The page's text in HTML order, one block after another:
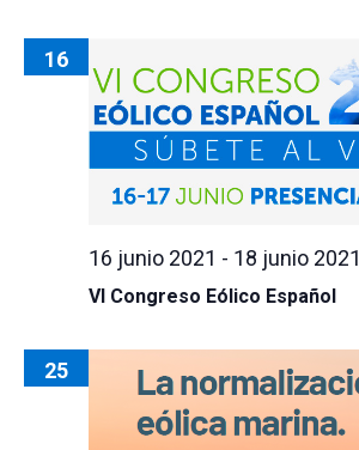
16
VI Congreso Eólico Español
16 junio 2021 - 18 junio 2021
25